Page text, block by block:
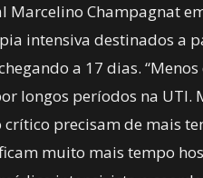
Marcelino Champagnat
intensiva destinados a
a 17 dias.
longos períodos na UTI.
precisam de mais
muito mais tempo